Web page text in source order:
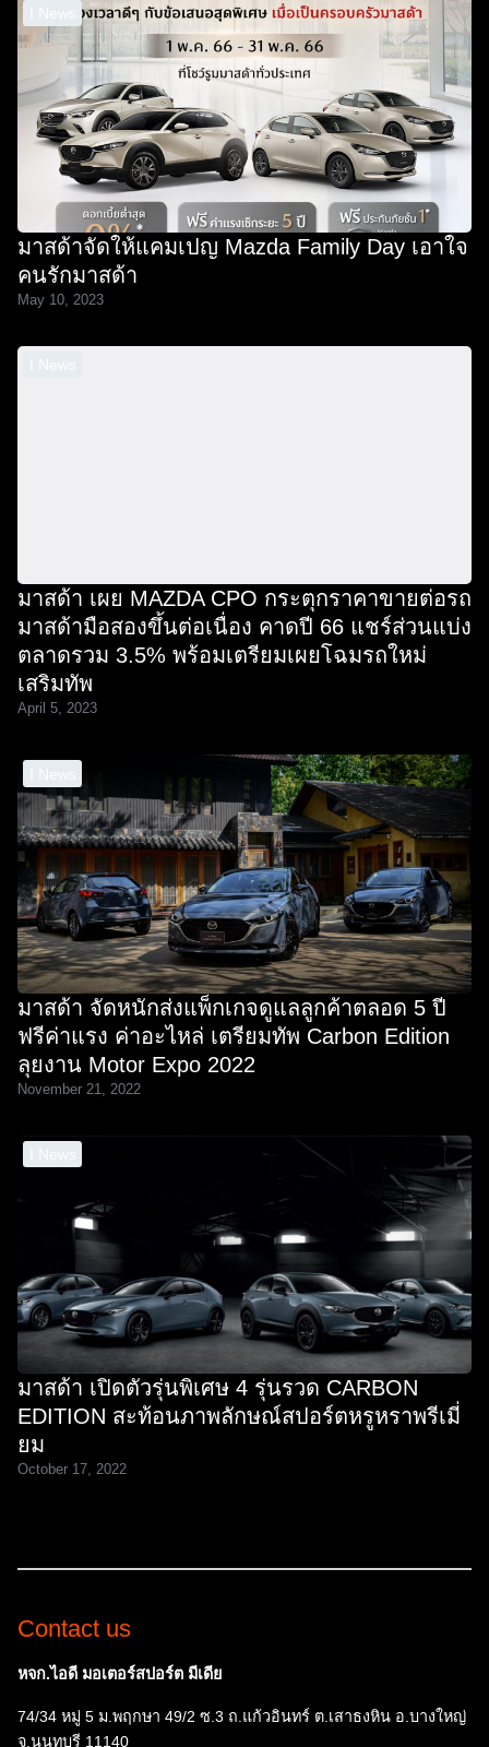
I News
มาสด้าจัดให้แคมเปญ Mazda Family Day เอาใจ
คนรักมาสด้า
May 10, 2023
I News
มาสด้า เผย MAZDA CPO กระตุกราคาขายต่อรถ
มาสด้ามือสองขึ้นต่อเนื่อง คาดปี 66 แชร์ส่วนแบ่ง
ตลาดรวม 3.5% พร้อมเตรียมเผยโฉมรถใหม่
เสริมทัพ
April 5, 2023
I News
มาสด้า จัดหนักส่งแพ็กเกจดูแลลูกค้าตลอด 5 ปี
ฟรีค่าแรง ค่าอะไหล่ เตรียมทัพ Carbon Edition
ลุยงาน Motor Expo 2022
November 21, 2022
I News
มาสด้า เปิดตัวรุ่นพิเศษ 4 รุ่นรวด CARBON
EDITION สะท้อนภาพลักษณ์สปอร์ตหรูหราพรีเมี่
ยม
October 17, 2022
Contact us
หจก.ไอดี มอเตอร์สปอร์ต มีเดีย
74/34 หมู่ 5 ม.พฤกษา 49/2 ซ.3 ถ.แก้วอินทร์ ต.เสาธงหิน อ.บางใหญ่
จ.นนทบุรี 11140